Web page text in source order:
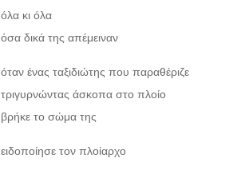
όλα κι όλα
όσα δικά της απέμειναν
όταν ένας ταξιδιώτης που παραθέριζε
τριγυρνώντας άσκοπα στο πλοίο
βρήκε το σώμα της
ειδοποίησε τον πλοίαρχο